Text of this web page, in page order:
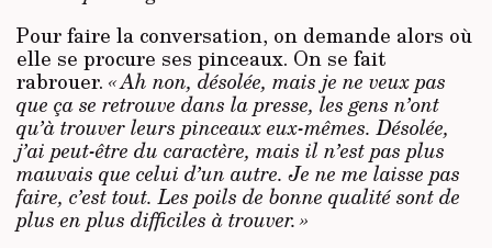
Pour faire la conversation, on demande alors où
elle se procure ses pinceaux. On se fait
rabrouer. « Ah non, désolée, mais je ne veux pas
que ça se retrouve dans la presse, les gens n’ont
qu’à trouver leurs pinceaux eux-mêmes. Désolée,
j’ai peut-être du caractère, mais il n’est pas plus
mauvais que celui d’un autre. Je ne me laisse pas
faire, c’est tout. Les poils de bonne qualité sont de
plus en plus difficiles à trouver. »